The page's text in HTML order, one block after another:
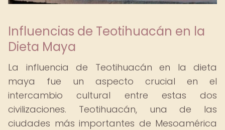
Influencias de Teotihuacán en la
Dieta Maya
La influencia de Teotihuacán en la dieta
maya fue un aspecto crucial en el
intercambio cultural entre estas dos
civilizaciones. Teotihuacán, una de las
ciudades más importantes de Mesoamérica